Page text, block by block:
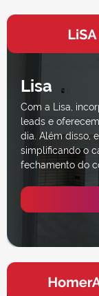
Lisa
Com a Lisa,
leads e
dia. Além disso,
simplificando o
fechamento do